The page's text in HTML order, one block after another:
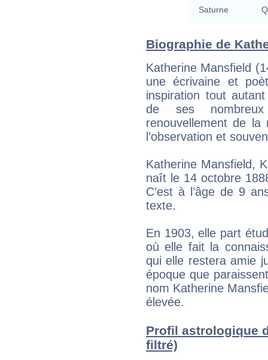
Saturne
Biographie de
Katherine Mansfield
une écrivaine et
inspiration tout
de ses
renouvellement de
l’observation et
Katherine Mansfield,
naît le 14 octobre
C’est à l’âge de 9
texte.
En 1903, elle part
où elle fait la
qui elle restera amie
époque que
nom Katherine
élevée.
Profil astrologique
filtré)